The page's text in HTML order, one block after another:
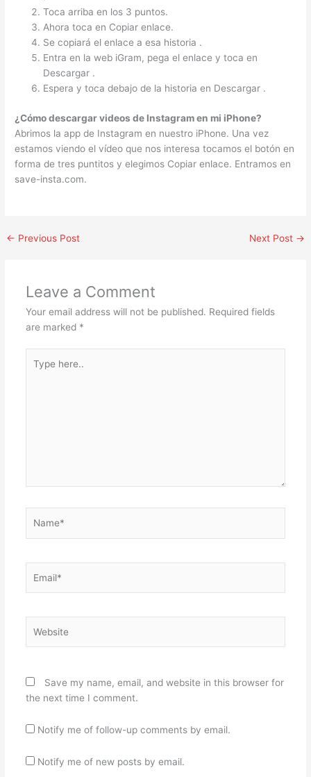
Toca arriba en los 3 puntos.
Ahora toca en Copiar enlace.
Se copiará el enlace a esa historia .
Entra en la web iGram, pega el enlace y toca en
Descargar .
Espera y toca debajo de la historia en Descargar .
¿Cómo descargar videos de Instagram en mi iPhone?
Abrimos la app de Instagram en nuestro iPhone. Una vez
estamos viendo el vídeo que nos interesa tocamos el botón en
forma de tres puntitos y elegimos Copiar enlace. Entramos en
save-insta.com.
← Previous Post Next Post →
Leave a Comment
Your email address will not be published. Required fields
are marked *
here..
Save my name, email, and website in this browser for
the next time I comment.
Notify me of follow-up comments by email.
Notify me of new posts by email.